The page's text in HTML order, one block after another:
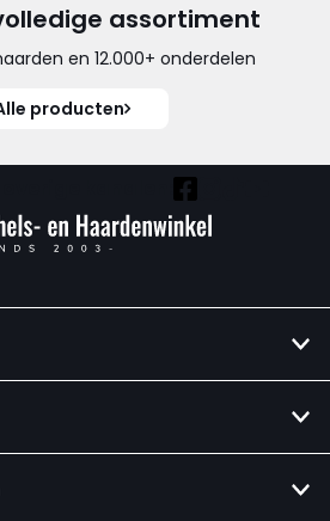
assortiment
en 12.000+ onderdelen
producten